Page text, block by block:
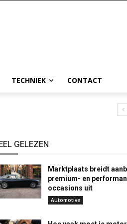
TECHNIEK CONTACT
GELEZEN
Marktplaats breidt
premium- en
occasions uit
Automotive